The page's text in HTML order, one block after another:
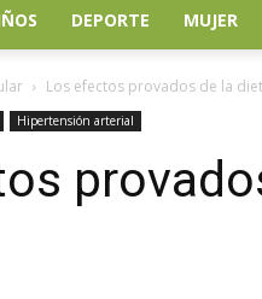
DEPORTE MUJER
Los efectos provados de la
Hipertensión arterial